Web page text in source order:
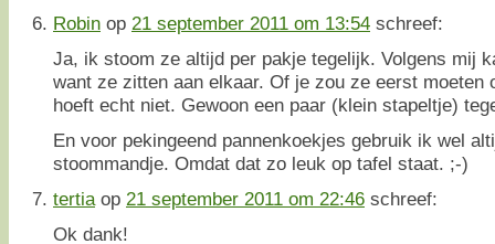
Robin op 21 september 2011 om 13:54 schreef:
Ja, ik stoom ze altijd per pakje tegelijk. Volgens mij
want ze zitten aan elkaar. Of je zou ze eerst moeten
hoeft echt niet. Gewoon een paar (klein stapeltje)
En voor pekingeend pannenkoekjes gebruik ik wel
stoommandje. Omdat dat zo leuk op tafel staat. ;-)
tertia op 21 september 2011 om 22:46 schreef:
Ok dank!